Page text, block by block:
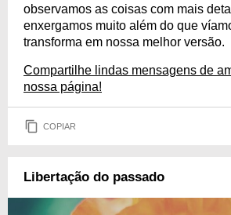
observamos as coisas com mais
enxergamos muito além do que
transforma em nossa melhor versão.
Compartilhe lindas mensagens de
nossa página!
COPIAR
Libertação do passado